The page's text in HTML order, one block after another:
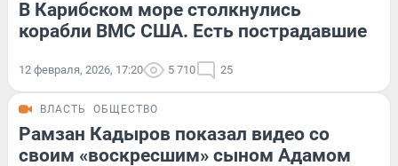
В Карибском море столкнулись
корабли ВМС США. Есть пострадавшие
12 февраля, 2026, 17:20 5 710 25
ВЛАСТЬ ОБЩЕСТВО
Рамзан Кадыров показал видео со
своим «воскресшим» сыном Адамом